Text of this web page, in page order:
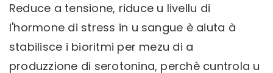
Reduce a tensione, riduce u livellu di
l'hormone di stress in u sangue è aiuta à
stabilisce i bioritmi per mezu di a
produzzione di serotonina, perchè cuntrola u